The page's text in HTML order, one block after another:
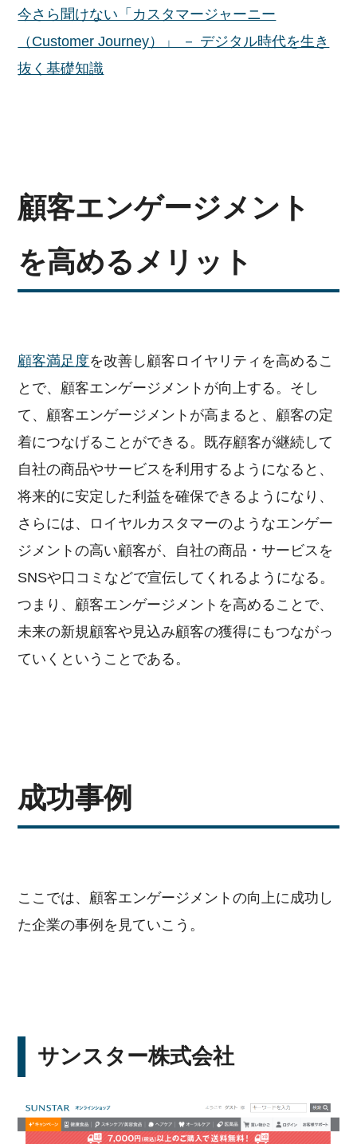
今さら聞けない「カスタマージャーニー
（Customer Journey）」 － デジタル時代を生き
抜く基礎知識
顧客エンゲージメント
を高めるメリット
顧客満足度を改善し顧客ロイヤリティを高めるこ
とで、顧客エンゲージメントが向上する。そし
て、顧客エンゲージメントが高まると、顧客の定
着につなげることができる。既存顧客が継続して
自社の商品やサービスを利用するようになると、
将来的に安定した利益を確保できるようになり、
さらには、ロイヤルカスタマーのようなエンゲー
ジメントの高い顧客が、自社の商品・サービスを
SNSや口コミなどで宣伝してくれるようになる。
つまり、顧客エンゲージメントを高めることで、
未来の新規顧客や見込み顧客の獲得にもつながっ
ていくということである。
成功事例
ここでは、顧客エンゲージメントの向上に成功し
た企業の事例を見ていこう。
サンスター株式会社